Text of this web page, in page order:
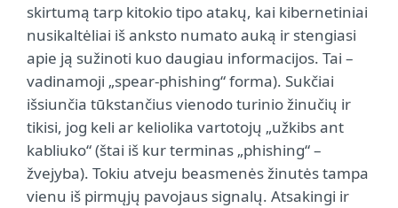
skirtumą tarp kitokio tipo atakų, kai kibernetiniai
nusikaltėliai iš anksto numato auką ir stengiasi
apie ją sužinoti kuo daugiau informacijos. Tai –
vadinamoji „spear-phishing“ forma). Sukčiai
išsiunčia tūkstančius vienodo turinio žinučių ir
tikisi, jog keli ar keliolika vartotojų „užkibs ant
kabliuko“ (štai iš kur terminas „phishing“ –
žvejyba). Tokiu atveju beasmenės žinutės tampa
vienu iš pirmųjų pavojaus signalų. Atsakingi ir